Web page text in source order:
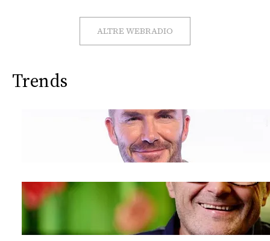
ALTRE WEBRADIO
Trends